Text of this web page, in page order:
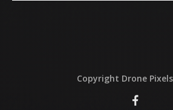
Copyright Drone